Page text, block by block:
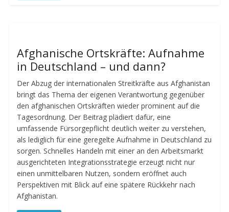
Afghanische Ortskräfte: Aufnahme
in Deutschland – und dann?
Der Abzug der internationalen Streitkräfte aus Afghanistan
bringt das Thema der eigenen Verantwortung gegenüber
den afghanischen Ortskräften wieder prominent auf die
Tagesordnung. Der Beitrag plädiert dafür, eine
umfassende Fürsorgepflicht deutlich weiter zu verstehen,
als lediglich für eine geregelte Aufnahme in Deutschland zu
sorgen. Schnelles Handeln mit einer an den Arbeitsmarkt
ausgerichteten Integrationsstrategie erzeugt nicht nur
einen unmittelbaren Nutzen, sondern eröffnet auch
Perspektiven mit Blick auf eine spätere Rückkehr nach
Afghanistan.